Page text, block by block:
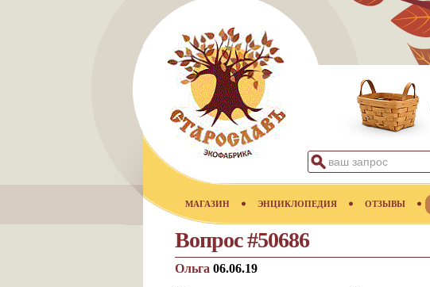
МАГАЗИН ЭНЦИКЛОПЕДИЯ ОТЗЫВЫ
Вопрос #50686
Ольга 06.06.19